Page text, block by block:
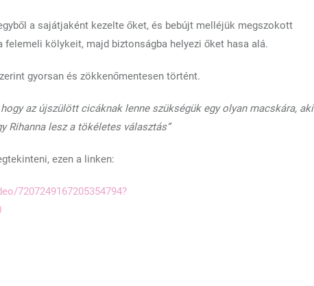
a sajátjaként kezelte őket, és bebújt melléjük megszokott
felemeli kölykeit, majd biztonságba helyezi őket hasa alá.
gyorsan és zökkenőmentesen történt.
az újszülött cicáknak lenne szükségük egy olyan macskára, aki
Rihanna lesz a tökéletes választás”
ezen a linken:
7207249167205354794?